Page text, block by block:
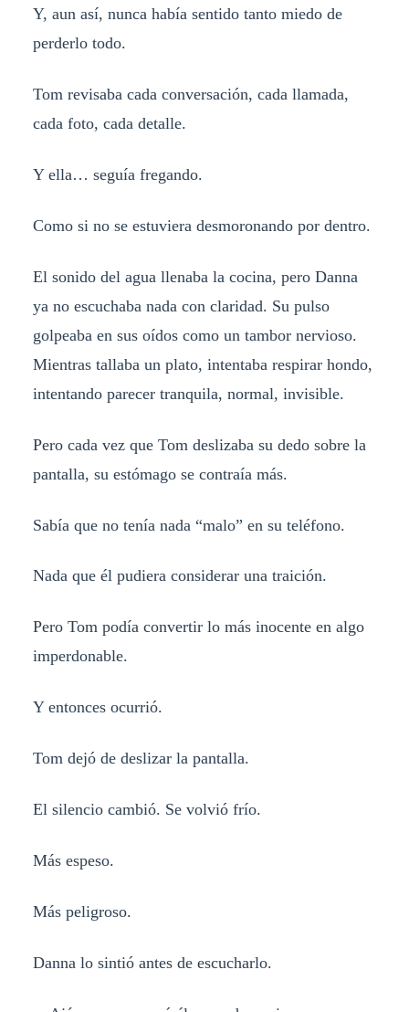
Y, aun así, nunca había sentido tanto miedo de
perderlo todo.
Tom revisaba cada conversación, cada llamada,
cada foto, cada detalle.
Y ella… seguía fregando.
Como si no se estuviera desmoronando por dentro.
El sonido del agua llenaba la cocina, pero Danna
ya no escuchaba nada con claridad. Su pulso
golpeaba en sus oídos como un tambor nervioso.
Mientras tallaba un plato, intentaba respirar hondo,
intentando parecer tranquila, normal, invisible.
Pero cada vez que Tom deslizaba su dedo sobre la
pantalla, su estómago se contraía más.
Sabía que no tenía nada “malo” en su teléfono.
Nada que él pudiera considerar una traición.
Pero Tom podía convertir lo más inocente en algo
imperdonable.
Y entonces ocurrió.
Tom dejó de deslizar la pantalla.
El silencio cambió. Se volvió frío.
Más espeso.
Más peligroso.
Danna lo sintió antes de escucharlo.